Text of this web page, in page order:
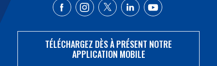
TÉLÉCHARGEZ DÈS À PRÉSENT NOTRE
APPLICATION MOBILE